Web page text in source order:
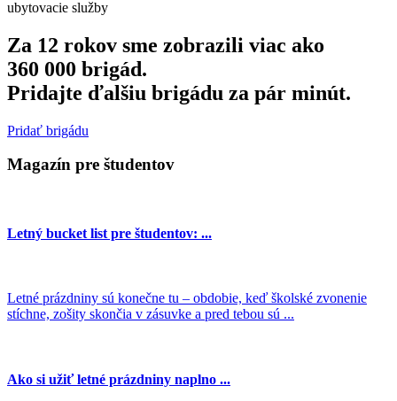
ubytovacie služby
Za 12 rokov sme zobrazili viac ako
360 000 brigád.
Pridajte ďalšiu brigádu za pár minút.
Pridať brigádu
Magazín pre študentov
Letný bucket list pre študentov: ...
Letné prázdniny sú konečne tu – obdobie, keď školské zvonenie
stíchne, zošity skončia v zásuvke a pred tebou sú ...
Ako si užiť letné prázdniny naplno ...